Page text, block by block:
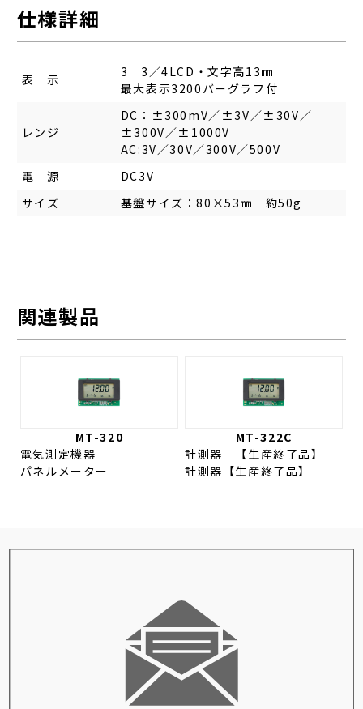
仕様詳細
表 示
3 3／4LCD・文字高13㎜
最大表示3200バーグラフ付
レンジ
DC：±300mV／±3V／±30V／
±300V／±1000V
AC:3V／30V／300V／500V
電 源
DC3V
サイズ
基盤サイズ：80×53㎜ 約50g
関連製品
MT-320
電気測定機器
パネルメーター
MT-322C
計測器 【生産終了品】
計測器【生産終了品】